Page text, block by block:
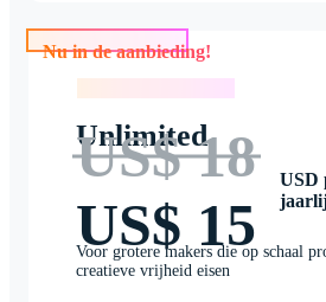
Nu in de aanbieding!
Unlimited
US$ 18
US$ 15
USD
Voor grotere makers die op schaal
creatieve vrijheid eisen